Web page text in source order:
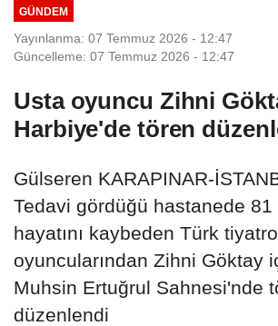
GÜNDEM
Yayınlanma: 07 Temmuz 2026 - 12:47
Güncelleme: 07 Temmuz 2026 - 12:47
Usta oyuncu Zihni
Harbiye'de tören
Gülseren KARAPINAR-
Tedavi gördüğü hastanede 81
hayatını kaybeden Türk
oyuncularından Zihni Göktay
Muhsin Ertuğrul Sahnesi'nde
düzenlendi